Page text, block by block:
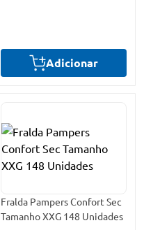
Adicionar
Fralda Pampers Confort Sec
Tamanho XXG 148 Unidades